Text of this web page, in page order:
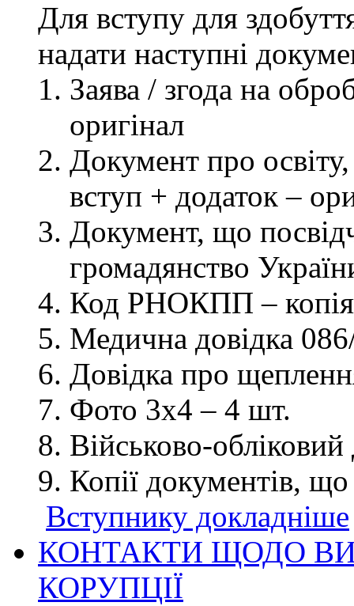
Для вступу для
надати наступні
Заява / згода на
оригінал
Документ про освіту,
вступ + додаток –
Документ, що
громадянство
Код РНОКПП – копія
Медична довідка
Довідка про
Фото 3х4 – 4 шт.
Військово-
Копії документів,
Вступнику докладніше
КОНТАКТИ ЩОДО
КОРУПЦІЇ